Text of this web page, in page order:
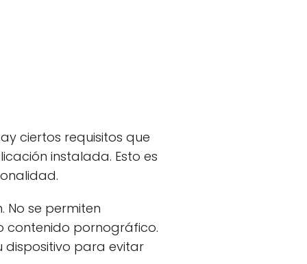
ciertos requisitos que
instalada. Esto es
se permiten
contenido pornográfico.
dispositivo para evitar